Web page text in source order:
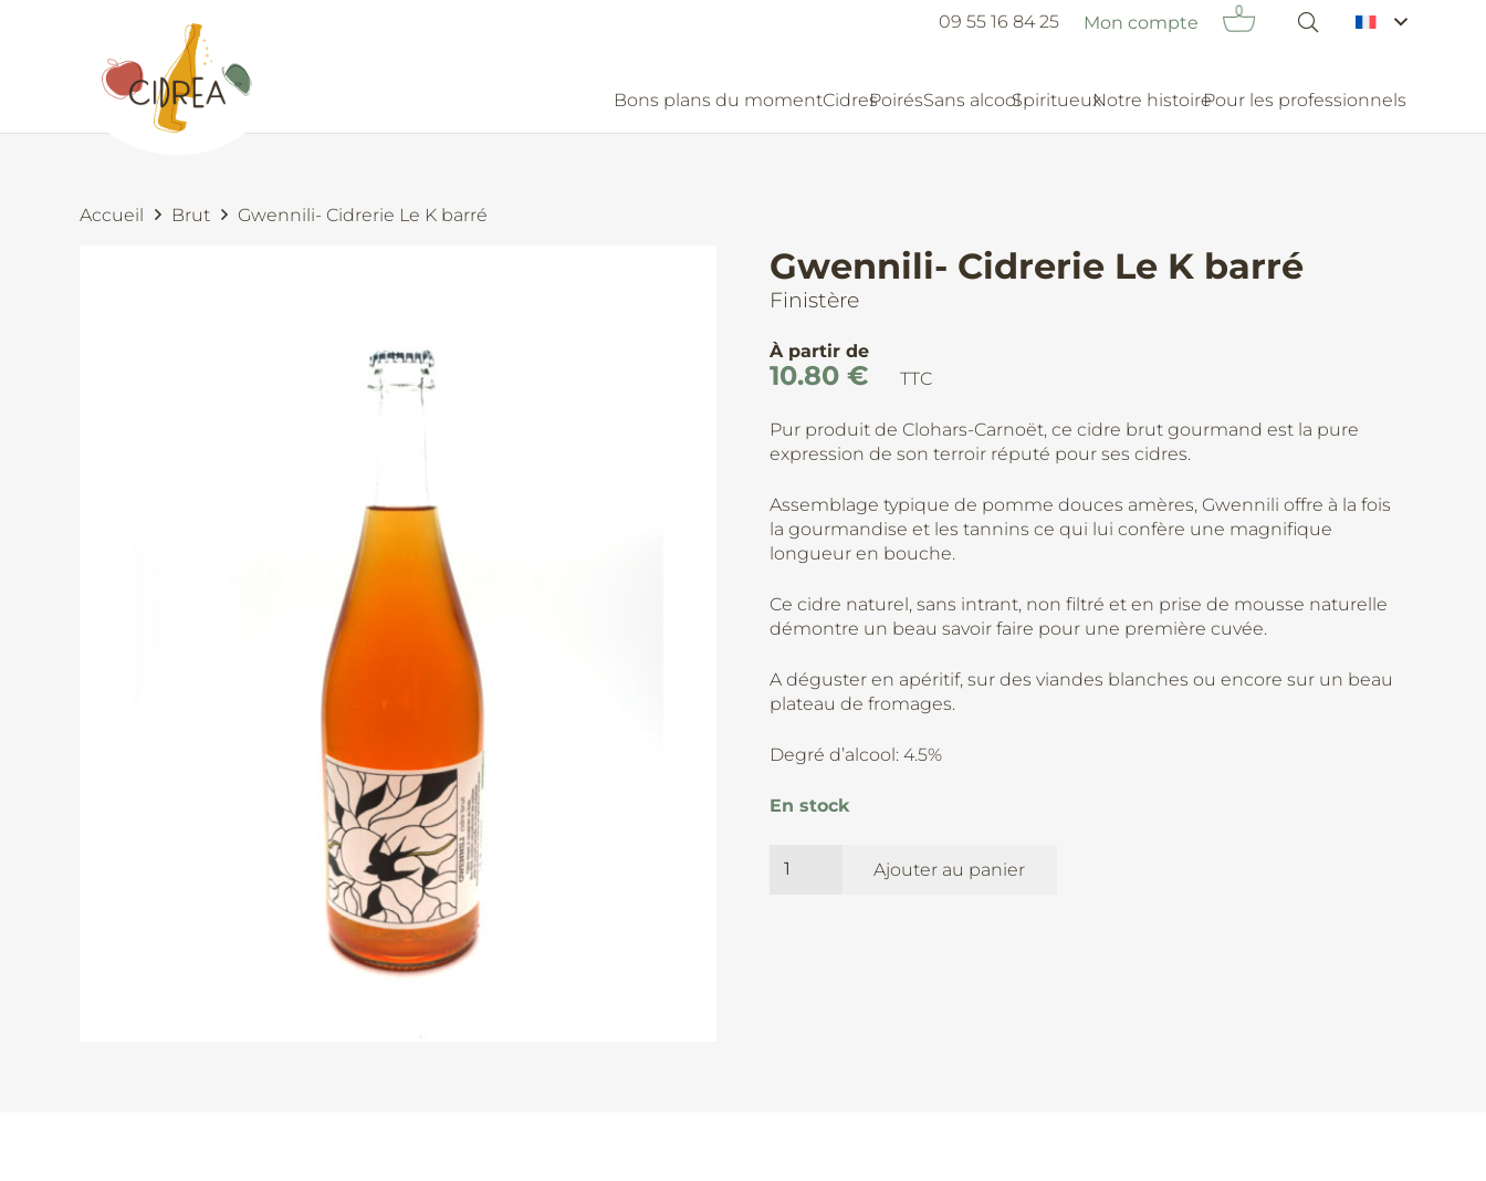
09 55 16 84 25 Mon compte
Bons plans du momentCidresPoirésSans alcoolSpiritueuxNotre histoirePour les professionnels
Accueil Brut Gwennili- Cidrerie Le K barré
Gwennili- Cidrerie Le K barré
Finistère
À partir de
10.80 € TTC
Pur produit de Clohars-Carnoët, ce cidre brut gourmand est la pure
expression de son terroir réputé pour ses cidres.
Assemblage typique de pomme douces amères, Gwennili offre à la fois
la gourmandise et les tannins ce qui lui confère une magnifique
longueur en bouche.
Ce cidre naturel, sans intrant, non filtré et en prise de mousse naturelle
démontre un beau savoir faire pour une première cuvée.
A déguster en apéritif, sur des viandes blanches ou encore sur un beau
plateau de fromages.
Degré d’alcool: 4.5%
En stock
de
Ajouter au panier